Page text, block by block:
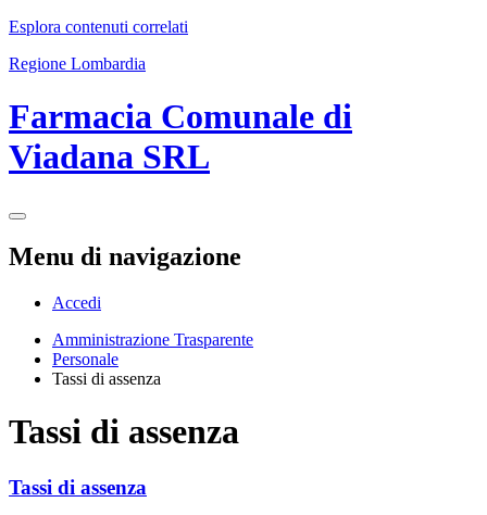
Esplora contenuti correlati
Regione Lombardia
Farmacia Comunale di
Viadana SRL
Menu di navigazione
Accedi
Amministrazione Trasparente
Personale
Tassi di assenza
Tassi di assenza
Tassi di assenza